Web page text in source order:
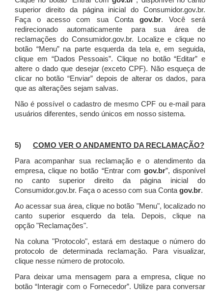
superior direito da página inicial do Consumidor.gov.br.
Faça o acesso com sua Conta gov.br. Você será
redirecionado automaticamente para sua área de
reclamações do Consumidor.gov.br.
Localize e clique no
botão “Menu” na parte esquerda da tela e, em seguida,
clique em “Dados Pessoais”. Clique no botão “Editar” e
altere o dado que desejar (exceto CPF). Não esqueça de
clicar no botão “Enviar” depois de alterar os dados, para
que as alterações sejam salvas.
Não é possível o cadastro de mesmo CPF ou e-mail para
usuários diferentes, sendo únicos em nosso sistema.
5) COMO VER O ANDAMENTO DA RECLAMAÇÃO?
Para acompanhar sua reclamação e o atendimento da
empresa, clique no botão “Entrar com gov.br”, disponível
no canto superior direito da página inicial do
Consumidor.gov.br. Faça o acesso com sua Contagov.br.
Ao acessar sua área, clique no botão "Menu", localizado no
canto superior esquerdo da tela. Depois, clique na
opção "Reclamações".
Na coluna "Protocolo", estará em destaque o número do
protocolo de determinada reclamação. Para visualizar,
clique nesse número de protocolo.
Para deixar uma mensagem para a empresa, clique no
botão “Interagir com o Fornecedor”. Utilize para conversar